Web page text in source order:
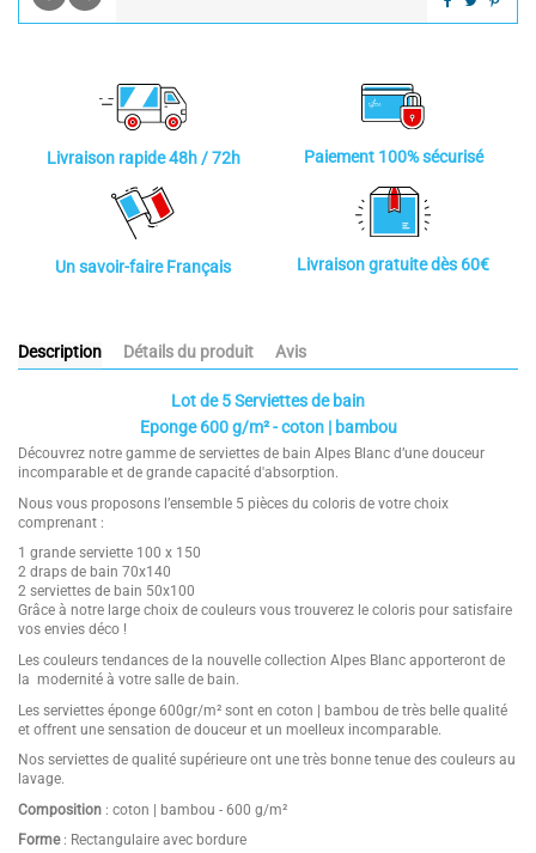
Livraison rapide 48h / 72h Paiement 100% sécurisé
Un savoir-faire Français Livraison gratuite dès 60€
Description Détails du produit Avis
Lot de 5 Serviettes de bain
Eponge 600 g/m² - coton | bambou
Découvrez notre gamme de serviettes de bain Alpes Blanc d’une douceur
incomparable et de grande capacité d'absorption.
Nous vous proposons l’ensemble 5 pièces du coloris de votre choix
comprenant :
1 grande serviette 100 x 150
2 draps de bain 70x140
2 serviettes de bain 50x100
Grâce à notre large choix de couleurs vous trouverez le coloris pour satisfaire
vos envies déco !
Les couleurs tendances de la nouvelle collection Alpes Blanc apporteront de
la modernité à votre salle de bain.
Les serviettes éponge 600gr/m² sont en coton | bambou de très belle qualité
et offrent une sensation de douceur et un moelleux incomparable.
Nos serviettes de qualité supérieure ont une très bonne tenue des couleurs au
lavage.
Composition : coton | bambou - 600 g/m²
Forme: Rectangulaire avec bordure